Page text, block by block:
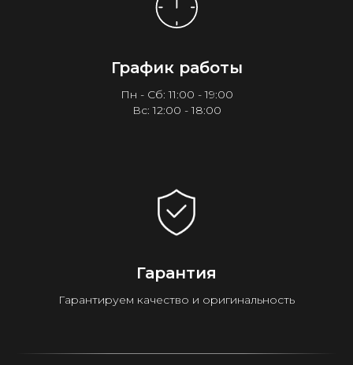
График работы
Пн - Сб: 11:00 - 19:00
Вс: 12:00 - 18:00
Гарантия
Гарантируем качество и оригинальность